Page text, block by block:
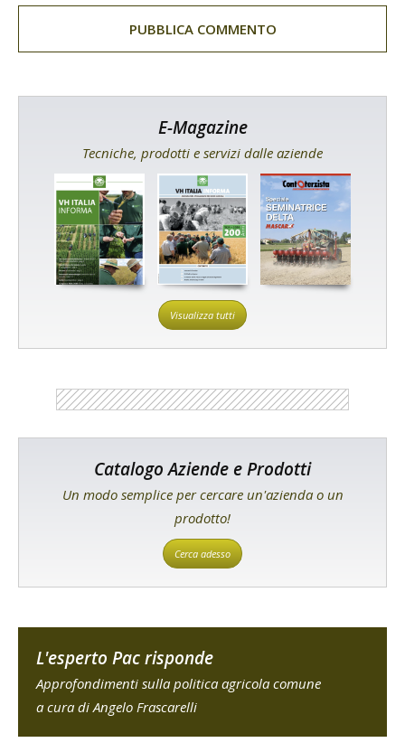
E-Magazine
Tecniche, prodotti e servizi dalle aziende
Visualizza tutti
Catalogo Aziende e Prodotti
Un modo semplice per cercare un'azienda o un
prodotto!
Cerca adesso
L'esperto Pac risponde
Approfondimenti sulla politica agricola comune
a cura di Angelo Frascarelli